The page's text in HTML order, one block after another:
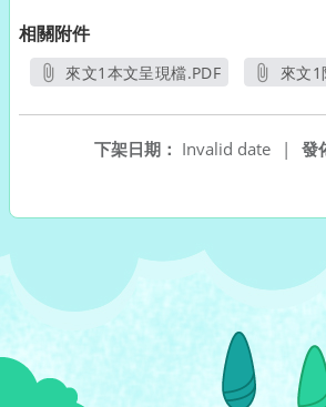
相關附件
來文1本文呈現檔.PDF
來文1
發
下架日期： Invalid date
|